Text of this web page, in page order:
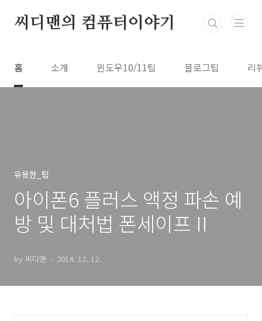
씨디맨의 컴퓨터이야기
홈 소개 윈도우10/11팁 블로그팁 리
유용한_팁
아이폰6 플러스 액정 파손 예
방 및 대처법 폰세이프 II
by 씨디맨 2014. 12. 12.